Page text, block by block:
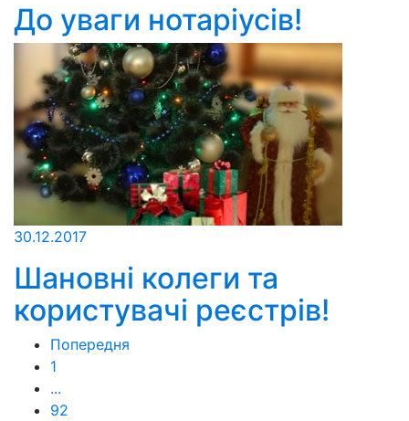
До уваги нотаріусів!
30.12.2017
Шановні колеги та
користувачі реєстрів!
Попередня
1
...
92